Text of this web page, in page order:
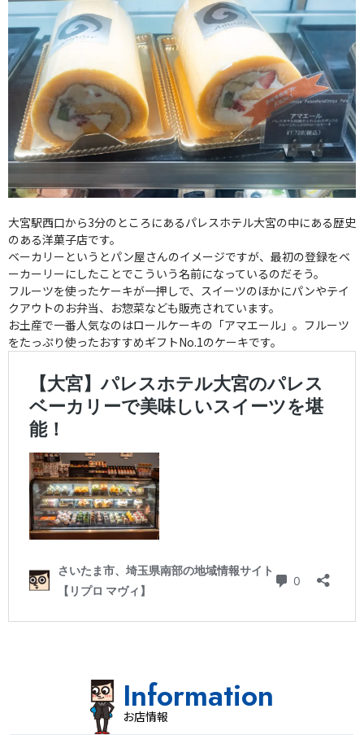
大宮駅西口から3分のところにあるパレスホテル大宮の中にある歴史
のある洋菓子店です。
ベーカリーというとパン屋さんのイメージですが、最初の登録をベ
ーカーリーにしたことでこういう名前になっているのだそう。
フルーツを使ったケーキが一押しで、スイーツのほかにパンやテイ
クアウトのお弁当、お惣菜なども販売されています。
お土産で一番人気なのはロールケーキの「アマエール」。フルーツ
をたっぷり使ったおすすめギフトNo.1のケーキです。
Information
お店情報